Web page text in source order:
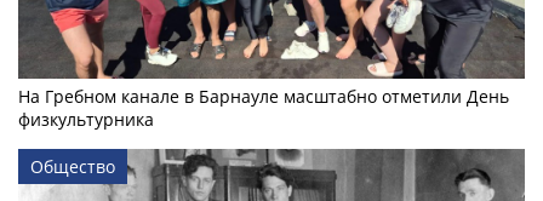
На Гребном канале в Барнауле масштабно отметили День
физкультурника
Общество